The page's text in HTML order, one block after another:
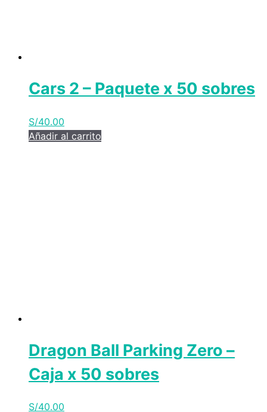
Cars 2 – Paquete x 50 sobres
S/40.00
Añadir al carrito
Dragon Ball Parking Zero –
Caja x 50 sobres
S/40.00